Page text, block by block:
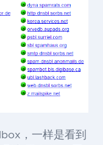
，一样是看到